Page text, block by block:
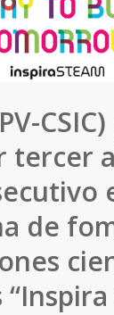
tercer
de